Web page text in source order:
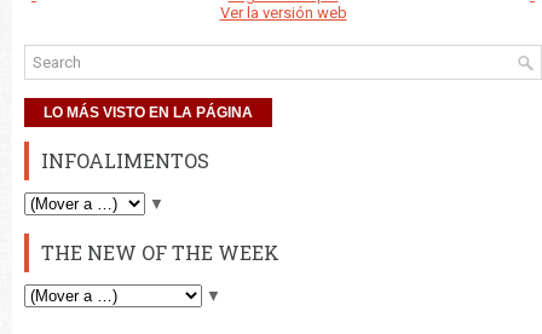
Ver la versión web
LO MÁS VISTO EN LA PÁGINA
INFOALIMENTOS
▼
THE NEW OF THE WEEK
▼